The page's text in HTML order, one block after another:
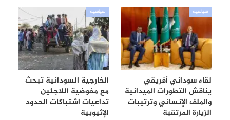
سياسية
لقاء سوداني أفريقي
يناقش التطورات الميدانية
والملف الإنساني وترتيبات
الزيارة المرتقبة
سياسية
الخارجية السودانية تبحث
مع مفوضية اللاجئين
تداعيات اشتباكات الحدود
الإثيوبية